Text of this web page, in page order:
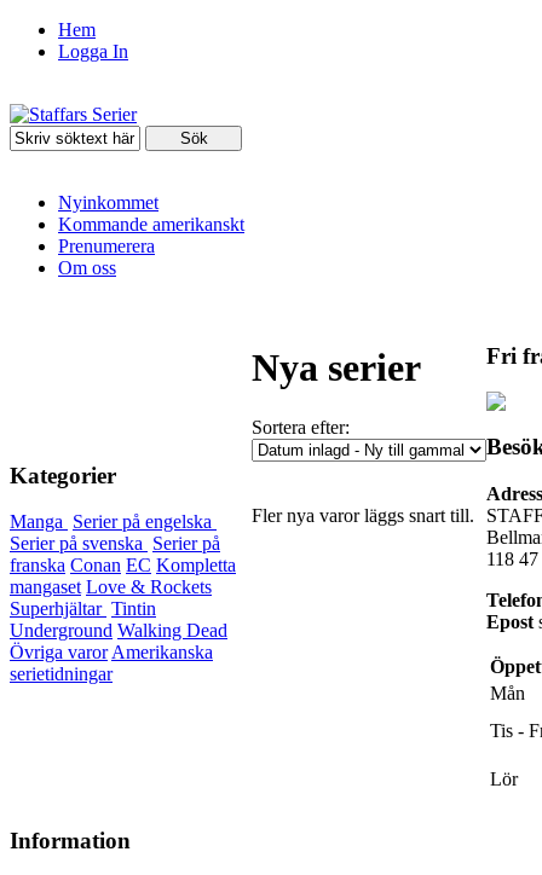
Hem
Logga In
Nyinkommet
Kommande amerikanskt
Prenumerera
Om oss
Kategorier
Manga Serier på engelska
Serier på svenska Serier på
franska Conan EC Kompletta
mangaset Love & Rockets
Superhjältar Tintin
Underground Walking Dead
Övriga varorAmerikanska
serietidningar
Nya serier
Sortera efter:
Fler nya varor läggs snart till.
Fri
Adress
118
Epost
Mån
Tis -
Lör
Information